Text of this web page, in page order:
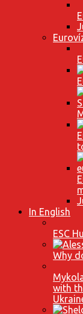
In English
ESC
Why
with